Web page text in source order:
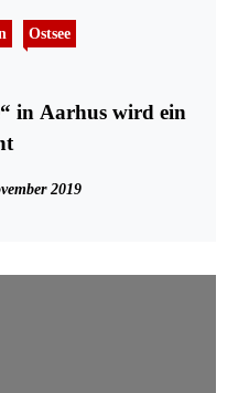
Ostsee
in Aarhus wird ein
2019